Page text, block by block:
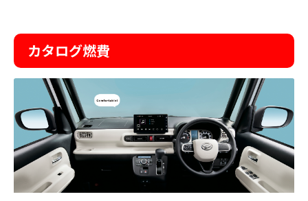
カタログ燃費